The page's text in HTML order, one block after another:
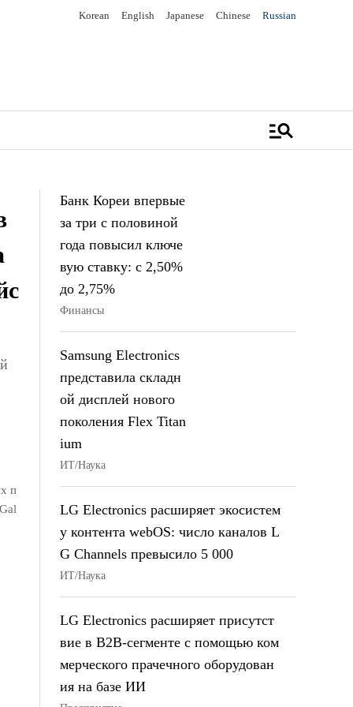
Korean English Japanese Chinese Russian
manage_search
п
Банк Кореи впервые
за три с половиной
года повысил ключе
вую ставку: с 2,50%
до 2,75%
Финансы
Samsung Electronics
представила складн
ой дисплей нового
поколения Flex Titan
ium
ИТ/Наука
LG Electronics расширяет экосистем
у контента webOS: число каналов L
G Channels превысило 5 000
ИТ/Наука
LG Electronics расширяет присутст
вие в B2B-сегменте с помощью ком
мерческого прачечного оборудован
ия на базе ИИ